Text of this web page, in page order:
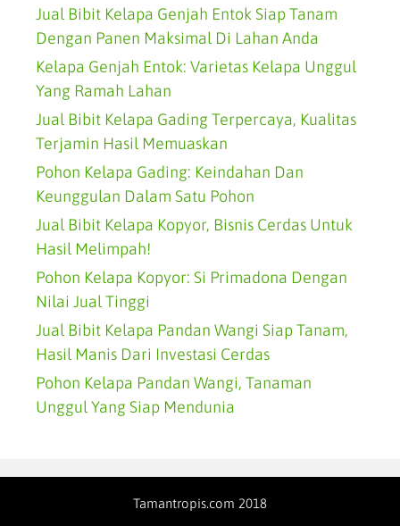
Jual Bibit Kelapa Genjah Entok Siap Tanam
Dengan Panen Maksimal Di Lahan Anda
Kelapa Genjah Entok: Varietas Kelapa Unggul
Yang Ramah Lahan
Jual Bibit Kelapa Gading Terpercaya, Kualitas
Terjamin Hasil Memuaskan
Pohon Kelapa Gading: Keindahan Dan
Keunggulan Dalam Satu Pohon
Jual Bibit Kelapa Kopyor, Bisnis Cerdas Untuk
Hasil Melimpah!
Pohon Kelapa Kopyor: Si Primadona Dengan
Nilai Jual Tinggi
Jual Bibit Kelapa Pandan Wangi Siap Tanam,
Hasil Manis Dari Investasi Cerdas
Pohon Kelapa Pandan Wangi, Tanaman
Unggul Yang Siap Mendunia
Tamantropis.com 2018